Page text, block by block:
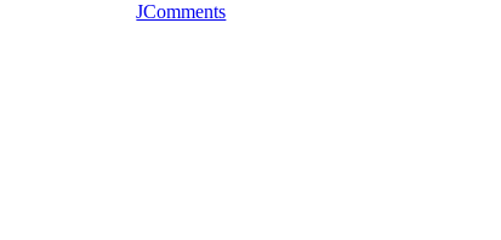
JComments